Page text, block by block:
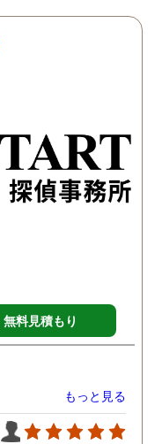
にも関わらず、相談員の
明な点が全くないほどし
かりと説明をしてくれま
た。調査では夫が不倫相
の自宅に頻繁に訪れる様
務所に関しても調べてく
ていて、周りの人たちの
かげで夫と離婚ができそ
無料見積もり
もっと見る